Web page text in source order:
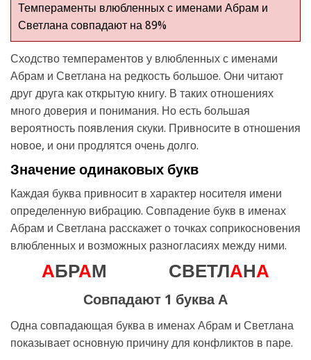
Темпераменты влюбленных с именами Абрам и
Светлана совпадают на 89%
Сходство темпераментов у влюбленных с именами
Абрам и Светлана на редкость большое. Они читают
друг друга как открытую книгу. В таких отношениях
много доверия и понимания. Но есть большая
вероятность появления скуки. Привносите в отношения
новое, и они продлятся очень долго.
Значение одинаковых букв
Каждая буква привносит в характер носителя имени
определенную вибрацию. Совпадение букв в именах
Абрам и Светлана расскажет о точках соприкосновения
влюбленных и возможных разногласиях между ними.
АБРАМ СВЕТЛАНА
Совпадают 1 буква А
Одна совпадающая буква в именах Абрам и Светлана
показывает основную причину для конфликтов в паре.